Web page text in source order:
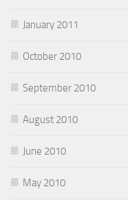
January 2011
October 2010
September 2010
August 2010
June 2010
May 2010